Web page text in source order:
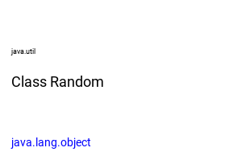
java.util
Class Random
java.lang.object